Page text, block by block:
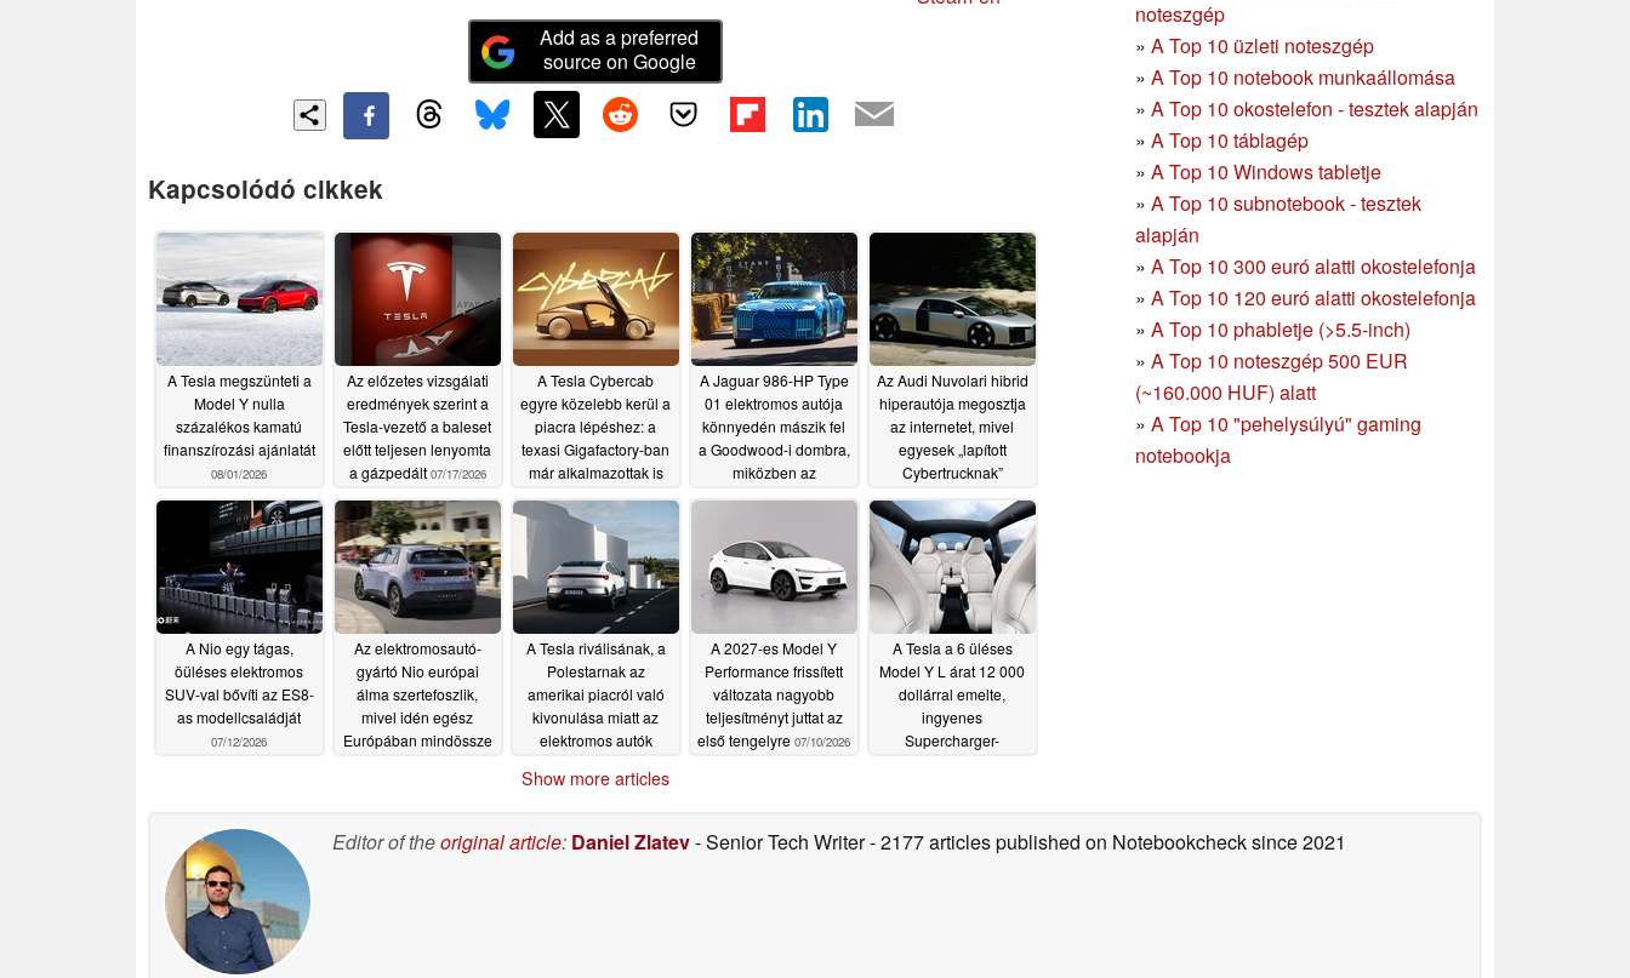
noteszgép
» A Top 10 üzleti noteszgép
» A Top 10 notebook munkaállomása
» A Top 10 okostelefon - tesztek alapján
» A Top 10 táblagép
» A Top 10 Windows tabletje
» A Top 10 subnotebook - tesztek
alapján
» A Top 10 300 euró alatti okostelefonja
» A Top 10 120 euró alatti okostelefonja
» A Top 10 phabletje (>5.5-inch)
» A Top 10 noteszgép 500 EUR
(~160.000 HUF) alatt
» A Top 10 "pehelysúlyú" gaming
notebookja
Add as a preferred
source on Google
Kapcsolódó cikkek
A Tesla megszünteti a
Model Y nulla
százalékos kamatú
finanszírozási ajánlatát
08/01/2026
Az előzetes vizsgálati
eredmények szerint a
Tesla-vezető a baleset
előtt teljesen lenyomta
a gázpedált 07/17/2026
A Tesla Cybercab
egyre közelebb kerül a
piacra lépéshez: a
texasi Gigafactory-ban
már alkalmazottak is
mint 100 robotaxi áll
készen az üzembe
helyezésre07/14/2026
A Jaguar 986-HP Type
01 elektromos autója
könnyedén mászik fel
a Goodwood-i dombra,
miközben az
07/14/2026
Az Audi Nuvolari hibrid
hiperautója megosztja
az internetet, mivel
egyesek „lapított
Cybertrucknak”
07/13/2026
A Nio egy tágas,
öüléses elektromos
SUV-val bővíti az ES8-
as modellcsaládját
07/12/2026
Az elektromosautó-
gyártó Nio európai
álma szertefoszlik,
mivel idén egész
Európában mindössze
A Tesla riválisának, a
Polestarnak az
amerikai piacról való
kivonulása miatt az
elektromos autók
tartanak, hogy az autók
zuhan, és nem lesz
hosszú távú támogatás
A 2027-es Model Y
Performance frissített
változata nagyobb
teljesítményt juttat az
első tengelyre 07/10/2026
A Tesla a 6 üléses
Model Y L árat 12 000
dollárral emelte,
ingyenes
Supercharger-
Show more articles
Editor of theoriginal article: Daniel Zlatev- Senior Tech Writer- 2177 articles published on Notebookchecksince 2021